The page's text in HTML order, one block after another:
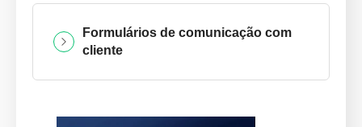
Formulários de comunicação com
cliente